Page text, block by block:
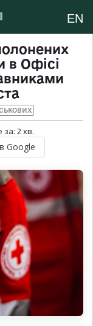
EN
в Офісі
за: 2хв.
Google